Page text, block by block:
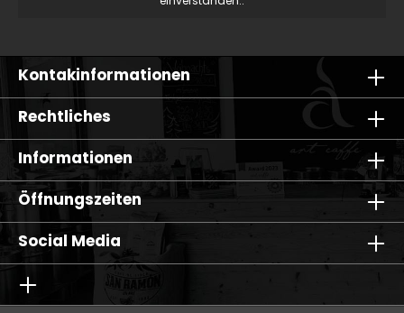
Kontakinformationen
Rechtliches
Informationen
Öffnungszeiten
Social Media